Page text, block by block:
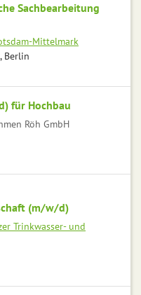
Sachbearbeitung
Mittelmark
Berlin
für Hochbau
Röh GmbH
(m/w/d)
Trinkwasser- und